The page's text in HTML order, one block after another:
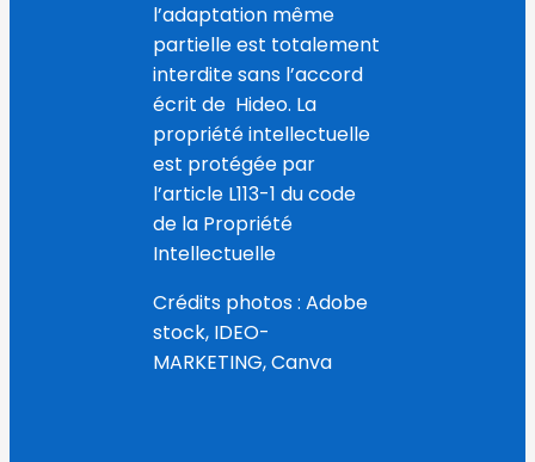
l’adaptation même
partielle est totalement
interdite sans l’accord
écrit de Hideo. La
propriété intellectuelle
est protégée par
l’article L113-1 du code
de la Propriété
Intellectuelle
Crédits photos : Adobe
stock, IDEO-
MARKETING, Canva